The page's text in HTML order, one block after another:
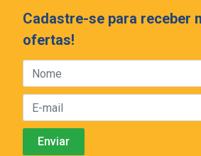
Cadastre-se para receber
ofertas!